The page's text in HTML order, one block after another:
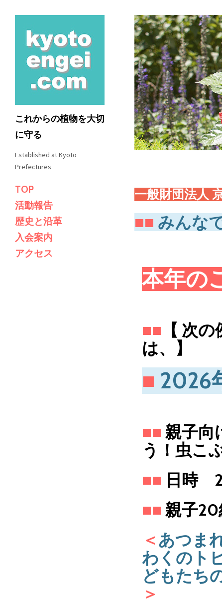
これからの植物を大切
に守る
Established at Kyoto
Prefectures
TOP
活動報告
歴史と沿革
入会案内
アクセス
一般財団法人
■■ みんな
本年の
■■ 【 次
は
■ 2026
■■ 親子向
う！虫こ
■■ 日時
■■ 親子20
＜ あつま
わくのト
どもたち
＞